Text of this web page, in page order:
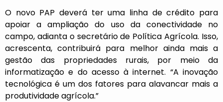
O novo PAP deverá ter uma linha de crédito para
apoiar a ampliação do uso da conectividade no
campo, adianta o secretário de Política Agrícola. Isso,
acrescenta, contribuirá para melhor ainda mais a
gestão das propriedades rurais, por meio da
informatização e do acesso à internet. “A inovação
tecnológica é um dos fatores para alavancar mais a
produtividade agrícola.”